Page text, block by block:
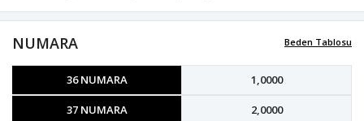
Beden Tablosu
NUMARA
36 NUMARA 1,0000
37 NUMARA 2,0000